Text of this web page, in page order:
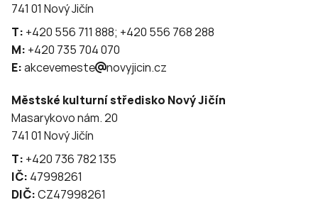
741 01 Nový Jičín
T: +420 556 711 888; +420 556 768 288
M: +420 735 704 070
E:akcevemeste novyjicin.cz
Městské kulturní středisko Nový Jičín
Masarykovo nám. 20
741 01 Nový Jičín
T: +420 736 782 135
IČ: 47998261
DIČ:CZ47998261